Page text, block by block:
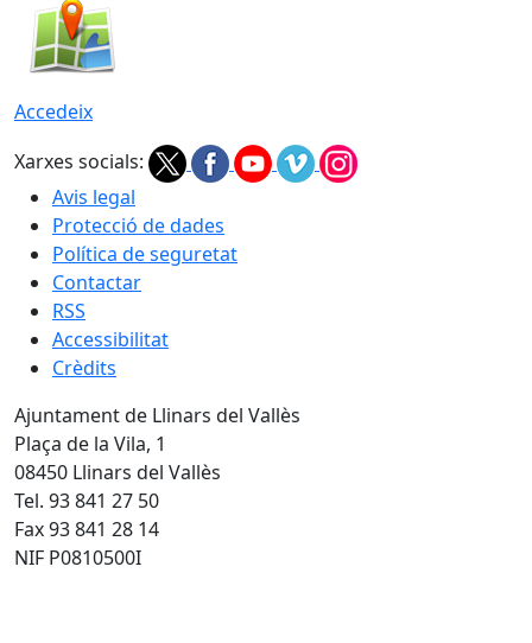
Accedeix
Xarxes socials:
Avis legal
Protecció de dades
Política de seguretat
Contactar
RSS
Accessibilitat
Crèdits
Ajuntament de Llinars del Vallès
Plaça de la Vila, 1
08450 Llinars del Vallès
Tel. 93 841 27 50
Fax 93 841 28 14
NIF P0810500I